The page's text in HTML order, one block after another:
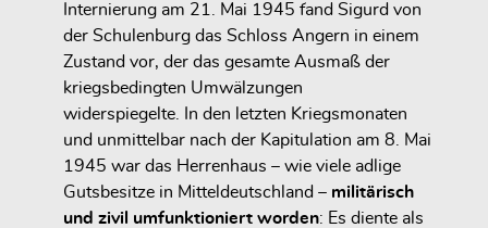
Internierung am 21. Mai 1945 fand Sigurd von
der Schulenburg das Schloss Angern in einem
Zustand vor, der das gesamte Ausmaß der
kriegsbedingten Umwälzungen
widerspiegelte. In den letzten Kriegsmonaten
und unmittelbar nach der Kapitulation am 8. Mai
1945 war das Herrenhaus – wie viele adlige
Gutsbesitze in Mitteldeutschland – militärisch
und zivil umfunktioniert worden: Es diente als